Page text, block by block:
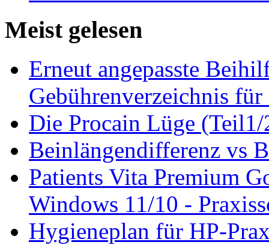
Meist gelesen
Erneut angepasste
Gebührenverzeichnis
Die Procain Lüge
Beinlängendifferenz vs
Patients Vita Premium
Windows 11/10 -
Hygieneplan für HP-